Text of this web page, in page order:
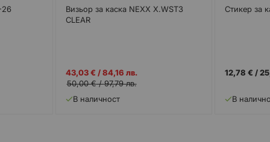
26
Визьор за каска NEXX X.WST3
CLEAR
Промо
цена
43,03 € /84,16 лв.
50,00 €/97,79 лв.
В наличност
Стикер за
12,78 € /
В